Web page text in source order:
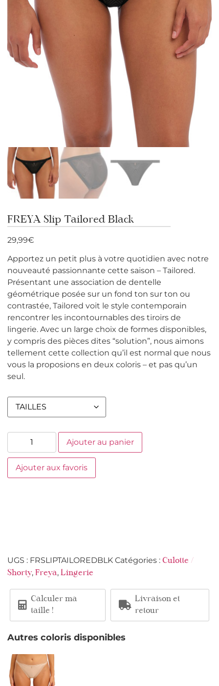
FREYA Slip Tailored Black
29,99€
Apportez un petit plus à votre quotidien avec notre
nouveauté passionnante cette saison – Tailored.
Présentant une association de dentelle
géométrique posée sur un fond ton sur ton ou
contrastée, Tailored voit le style contemporain
rencontrer les incontournables des tiroirs de
lingerie. Avec un large choix de formes disponibles,
y compris des pièces dites “solution”, nous aimons
tellement cette collection qu’il est normal que nous
vous la proposions en deux coloris – et pas qu’un
seul.
Ajouter au panier
Ajouter aux favoris
UGS : FRSLIPTAILOREDBLK Catégories : Culotte /
Shorty, Freya, Lingerie
Calculer ma
taille !
Livraison et
retour
Autres coloris disponibles